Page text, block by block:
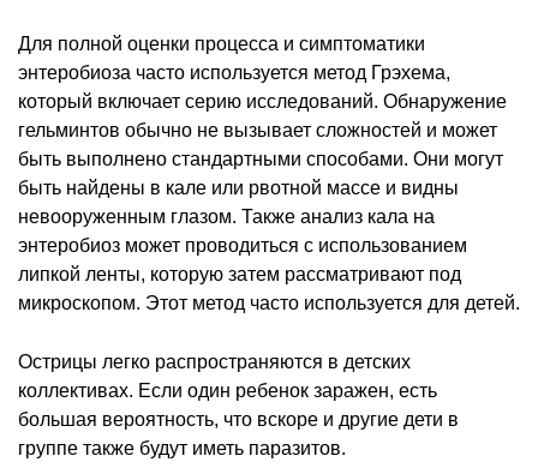
Для полной оценки процесса и симптоматики
энтеробиоза часто используется метод Грэхема,
который включает серию исследований. Обнаружение
гельминтов обычно не вызывает сложностей и может
быть выполнено стандартными способами. Они могут
быть найдены в кале или рвотной массе и видны
невооруженным глазом. Также анализ кала на
энтеробиоз может проводиться с использованием
липкой ленты, которую затем рассматривают под
микроскопом. Этот метод часто используется для детей.
Острицы легко распространяются в детских
коллективах. Если один ребенок заражен, есть
большая вероятность, что вскоре и другие дети в
группе также будут иметь паразитов.